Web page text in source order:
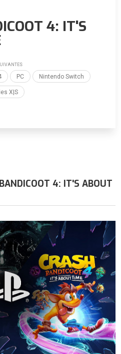
4: IT'S
PC Nintendo Switch
X|S
4: IT'S ABOUT